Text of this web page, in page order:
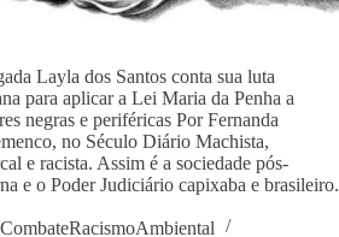
Layla dos Santos conta sua luta
para aplicar a Lei Maria da Penha a
negras e periféricas Por Fernanda
no Século Diário Machista,
e racista. Assim é a sociedade pós-
e o Poder Judiciário capixaba e brasileiro.
CombateRacismoAmbiental